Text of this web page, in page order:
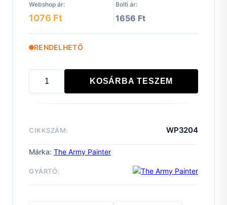
Webshop ár: Bolti ár:
1076 Ft 1656 Ft
RENDELHETŐ
Warpaints
mennyiség
KOSÁRBA TESZEM
CIKKSZÁM: WP3204
Márka: The Army Painter
GYÁRTÓ: